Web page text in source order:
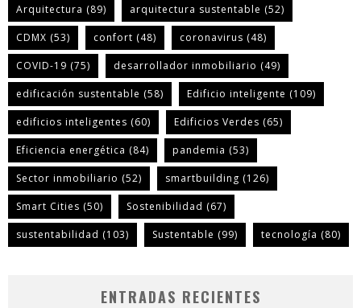
Arquitectura (89) arquitectura sustentable (52)
CDMX (53) confort (48) coronavirus (48)
COVID-19 (75) desarrollador inmobiliario (49)
edificación sustentable (58) Edificio inteligente (109)
edificios inteligentes (60) Edificios Verdes (65)
Eficiencia energética (84) pandemia (53)
Sector inmobiliario (52) smartbuilding (126)
Smart Cities (50) Sostenibilidad (67)
sustentabilidad (103) Sustentable (99) tecnología (80)
ENTRADAS RECIENTES